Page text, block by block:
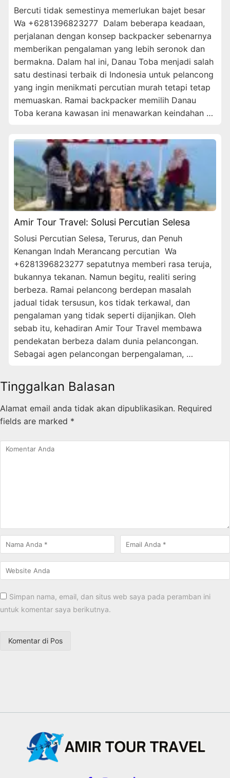
Bercuti tidak semestinya memerlukan bajet besar
Wa +6281396823277 Dalam beberapa keadaan,
perjalanan dengan konsep backpacker sebenarnya
memberikan pengalaman yang lebih seronok dan
bermakna. Dalam hal ini, Danau Toba menjadi salah
satu destinasi terbaik di Indonesia untuk pelancong
yang ingin menikmati percutian murah tetapi tetap
memuaskan. Ramai backpacker memilih Danau
Toba kerana kawasan ini menawarkan keindahan …
Amir Tour Travel: Solusi Percutian Selesa
Solusi Percutian Selesa, Terurus, dan Penuh
Kenangan Indah Merancang percutian Wa
+6281396823277 sepatutnya memberi rasa teruja,
bukannya tekanan. Namun begitu, realiti sering
berbeza. Ramai pelancong berdepan masalah
jadual tidak tersusun, kos tidak terkawal, dan
pengalaman yang tidak seperti dijanjikan. Oleh
sebab itu, kehadiran Amir Tour Travel membawa
pendekatan berbeza dalam dunia pelancongan.
Sebagai agen pelancongan berpengalaman, …
Tinggalkan Balasan
Alamat email anda tidak akan dipublikasikan. Required
fields are marked *
Simpan nama, email, dan situs web saya pada peramban ini
untuk komentar saya berikutnya.